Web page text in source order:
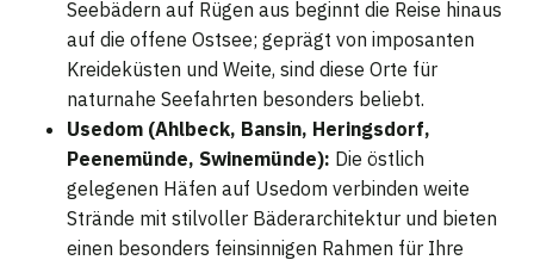
Seebädern auf Rügen aus beginnt die Reise hinaus
auf die offene Ostsee; geprägt von imposanten
Kreideküsten und Weite, sind diese Orte für
naturnahe Seefahrten besonders beliebt.
Usedom (Ahlbeck, Bansin, Heringsdorf,
Peenemünde, Swinemünde): Die östlich
gelegenen Häfen auf Usedom verbinden weite
Strände mit stilvoller Bäderarchitektur und bieten
einen besonders feinsinnigen Rahmen für Ihre